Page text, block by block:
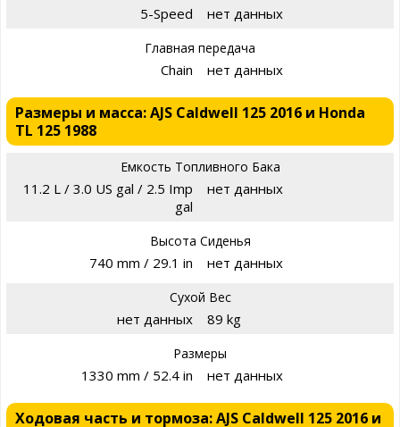
5-Speed нет данных
Главная передача
Chain нет данных
Размеры и масса: AJS Caldwell 125 2016 и Honda
TL 125 1988
Емкость Топливного Бака
11.2 L / 3.0 US gal / 2.5 Imp
gal
нет данных
Высота Сиденья
740 mm / 29.1 in нет данных
Сухой Вес
нет данных 89 kg
Размеры
1330 mm / 52.4 in нет данных
Ходовая часть и тормоза: AJS Caldwell 125 2016 и